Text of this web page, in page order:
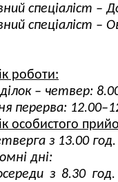
спеціаліст –
спеціаліст –
роботи:
– четвер:
перерва:
особистого
з 13.00
дні:
з 8.30